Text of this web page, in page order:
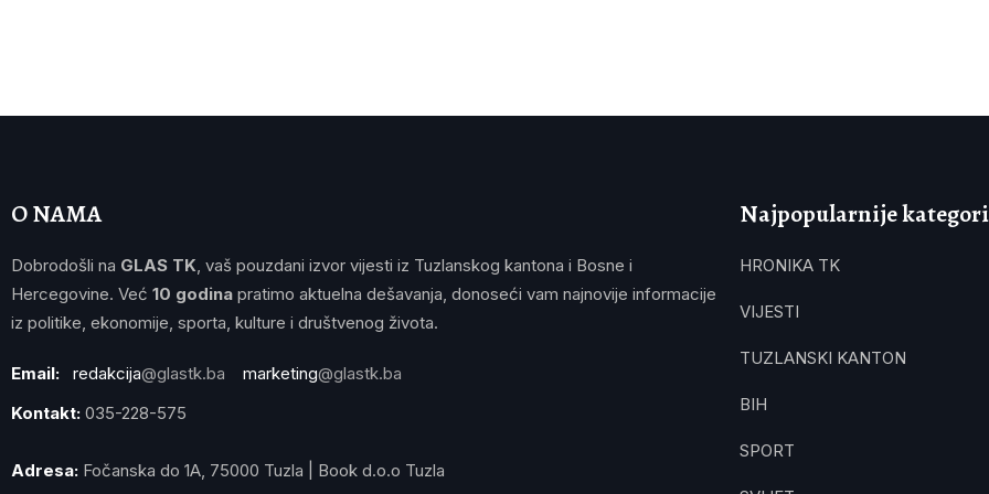
O NAMA
Dobrodošli na GLAS TK, vaš pouzdani izvor vijesti iz Tuzlanskog kantona i Bosne i
Hercegovine. Već 10 godina pratimo aktuelna dešavanja, donoseći vam najnovije informacije
iz politike, ekonomije, sporta, kulture i društvenog života.
Email: redakcija@glastk.ba marketing@glastk.ba
Kontakt: 035-228-575
Adresa: Fočanska do 1A, 75000 Tuzla | Book d.o.o Tuzla
Najpopularnije
HRONIKA TK
VIJESTI
TUZLANSKI KANTON
BIH
SPORT